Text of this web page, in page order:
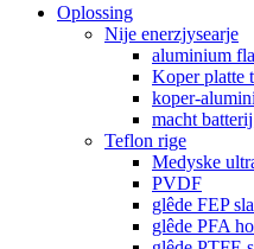
Oplossing
Nije enerzjysearje
aluminium
Koper platte
koper-
macht
Teflon rige
Medyske
PVDF
glêde FEP
glêde PFA